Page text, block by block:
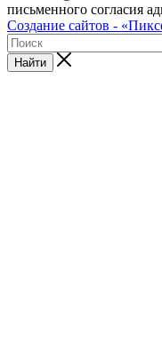
письменного согласия
Создание сайтов -
Найти